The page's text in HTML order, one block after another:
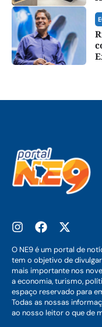
O NE9 é um portal de
tem o objetivo de
mais importante nos
a economia, turismo,
espaço reservado para
Todas as nossas
ao nosso leitor o que de